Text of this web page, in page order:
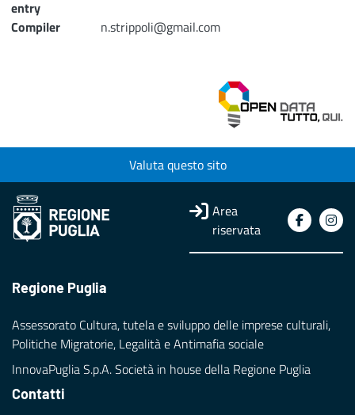
entry
Compiler
n.strippoli@gmail.com
Valuta questo sito
Area
riservata
Regione Puglia
Assessorato Cultura, tutela e sviluppo delle imprese culturali,
Politiche Migratorie, Legalità e Antimafia sociale
InnovaPuglia S.p.A. Società in house della Regione Puglia
Contatti